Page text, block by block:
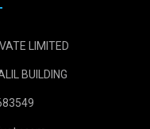
LIMITED
BUILDING